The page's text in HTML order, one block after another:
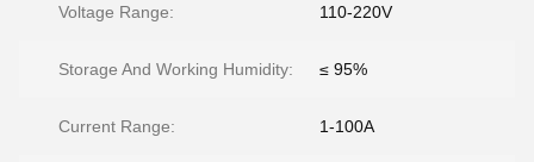
Voltage Range: 110-220V
Storage And Working Humidity: ≤ 95%
Current Range: 1-100A